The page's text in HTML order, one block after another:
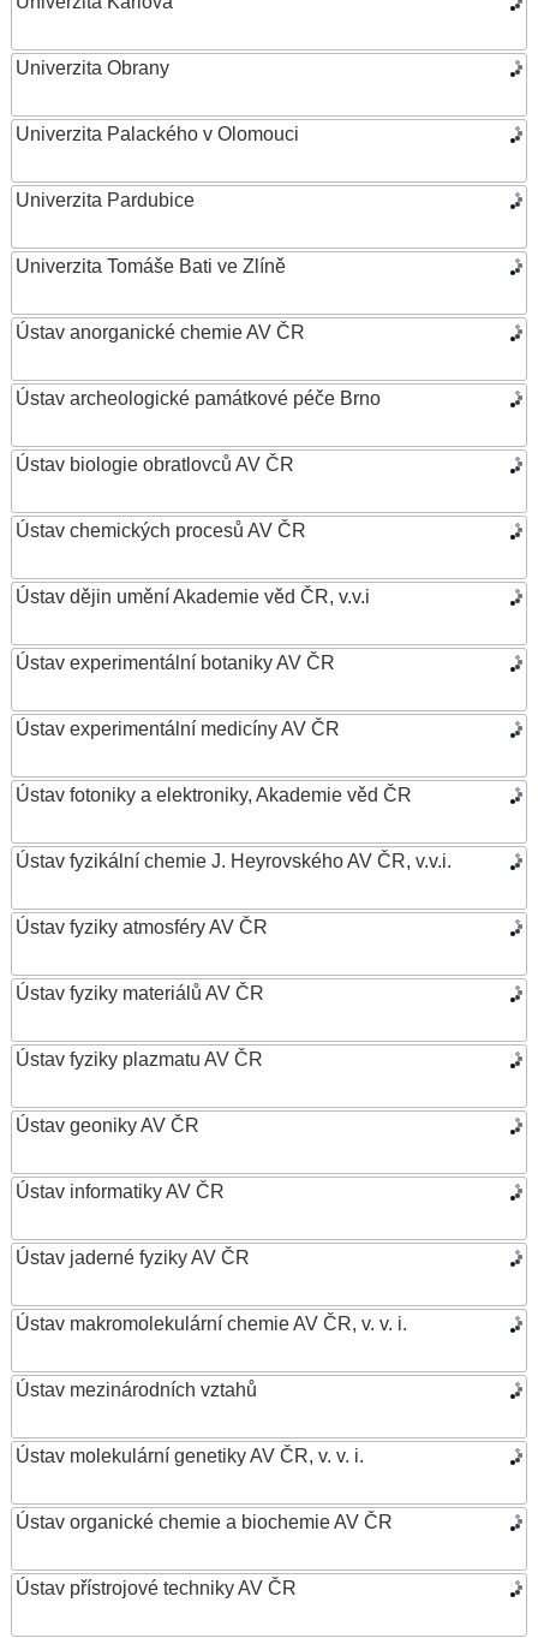
Univerzita Obrany
Univerzita Palackého v Olomouci
Univerzita Pardubice
Univerzita Tomáše Bati ve Zlíně
Ústav anorganické chemie AV ČR
Ústav archeologické památkové péče Brno
Ústav biologie obratlovců AV ČR
Ústav chemických procesů AV ČR
Ústav dějin umění Akademie věd ČR, v.v.i
Ústav experimentální botaniky AV ČR
Ústav experimentální medicíny AV ČR
Ústav fotoniky a elektroniky, Akademie věd ČR
Ústav fyzikální chemie J. Heyrovského AV ČR, v.v.i.
Ústav fyziky atmosféry AV ČR
Ústav fyziky materiálů AV ČR
Ústav fyziky plazmatu AV ČR
Ústav geoniky AV ČR
Ústav informatiky AV ČR
Ústav jaderné fyziky AV ČR
Ústav makromolekulární chemie AV ČR, v. v. i.
Ústav mezinárodních vztahů
Ústav molekulární genetiky AV ČR, v. v. i.
Ústav organické chemie a biochemie AV ČR
Ústav přístrojové techniky AV ČR